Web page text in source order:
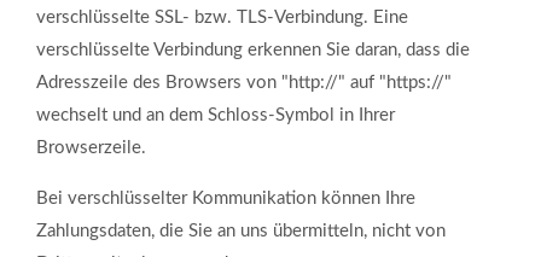
verschlüsselte SSL- bzw. TLS-Verbindung. Eine
verschlüsselte Verbindung erkennen Sie daran, dass die
Adresszeile des Browsers von "http://" auf "https://"
wechselt und an dem Schloss-Symbol in Ihrer
Browserzeile.
Bei verschlüsselter Kommunikation können Ihre
Zahlungsdaten, die Sie an uns übermitteln, nicht von